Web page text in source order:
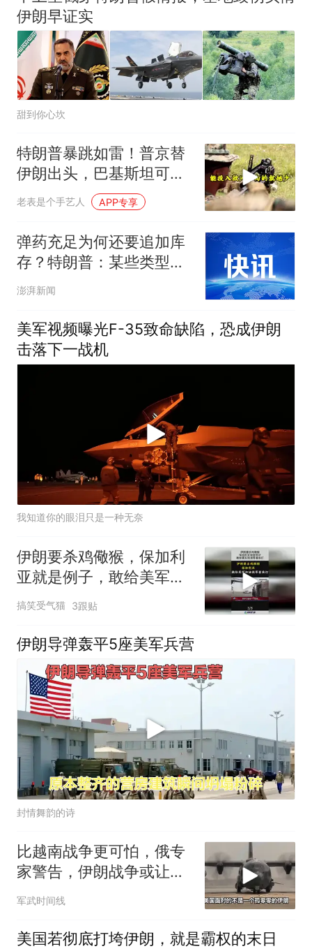
伊朗早证实
甜到你心坎
特朗普暴跳如雷！普京替
伊朗出头，巴基斯坦可能
上当
老表是个手艺人 APP专享
弹药充足为何还要追加库
存？特朗普：某些类型稍
微有点紧张
澎湃新闻
美军视频曝光F-35致命缺陷，恐成伊朗
击落下一战机
我知道你的眼泪只是一种无奈
伊朗要杀鸡儆猴，保加利
亚就是例子，敢给美军加
油等着挨打！
搞笑受气猫 3跟贴
伊朗导弹轰平5座美军兵营
封情舞韵的诗
比越南战争更可怕，俄专
家警告，伊朗战争或让美
国霸权崩塌
军武时间线
美国若彻底打垮伊朗，就是霸权的末日